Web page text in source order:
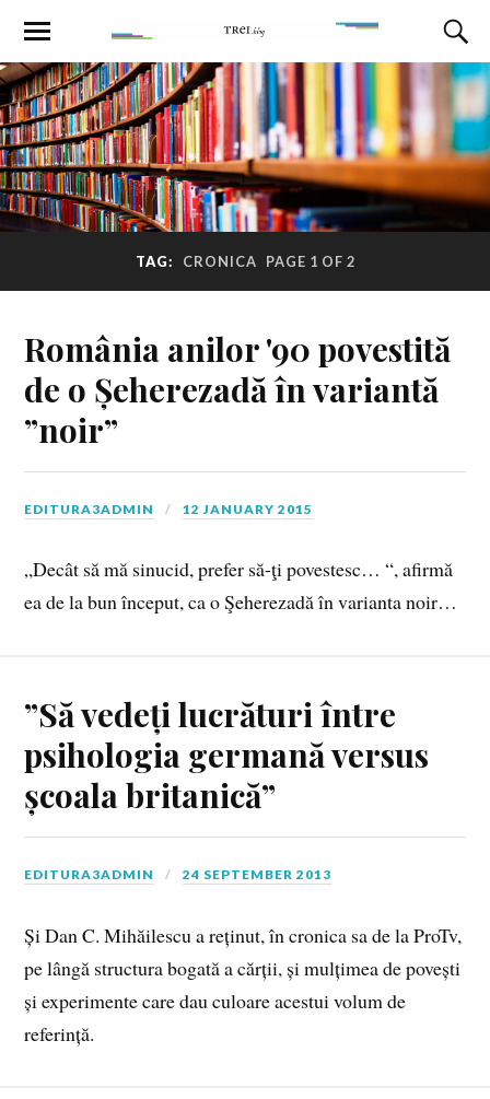
TAG: CRONICA PAGE 1 OF 2
România anilor '90 povestită
de o Șeherezadă în variantă
”noir”
EDITURA3ADMIN 12 JANUARY 2015
„Decât să mă sinucid, prefer să-ţi povestesc… “, afirmă
ea de la bun început, ca o Şeherezadă în varianta noir…
”Să vedeți lucrături între
psihologia germană versus
școala britanică”
EDITURA3ADMIN 24 SEPTEMBER 2013
Și Dan C. Mihăilescu a reținut, în cronica sa de la ProTv,
pe lângă structura bogată a cărții, și mulțimea de povești
și experimente care dau culoare acestui volum de
referință.